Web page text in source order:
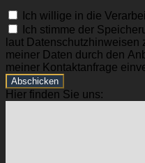
Ich willige in die
Ich stimme der
laut Datenschutzhinweisen
meiner Daten durch den
meiner Kontaktanfrage
Abschicken
Hier finden Sie uns: